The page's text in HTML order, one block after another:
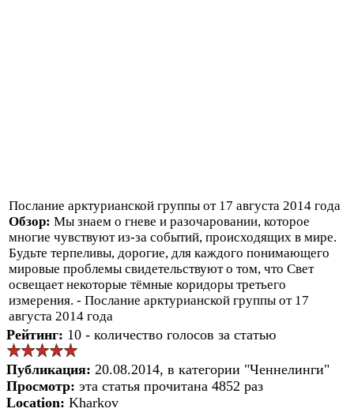
Послание арктурианской группы от 17 августа 2014 года
Обзор: Мы знаем о гневе и разочаровании, которое
многие чувствуют из-за событий, происходящих в мире.
Будьте терпеливы, дорогие, для каждого понимающего
мировые проблемы свидетельствуют о том, что Свет
освещает некоторые тёмные коридоры третьего
измерения. - Послание арктурианской группы от 17
августа 2014 года
Рейтинг: 10 - количество голосов за статью
Публикация: 20.08.2014, в категории "Ченнелинги"
Просмотр: эта статья прочитана 4852 раз
Location: Kharkov